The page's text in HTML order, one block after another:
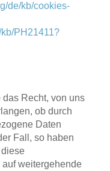
de/kb/cookies-
PH21411?
das Recht, von uns
ob durch
Daten
Fall, so haben
weitergehende